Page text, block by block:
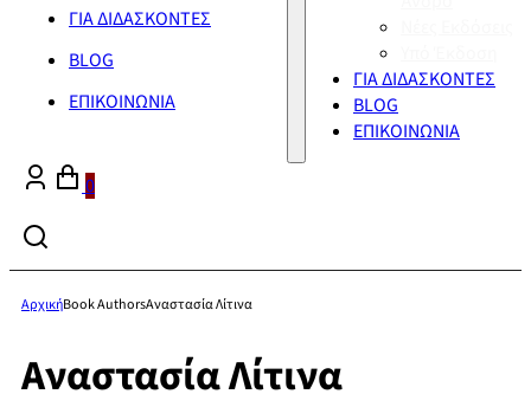
ΓΙΑ ΔΙΔΑΣΚΟΝΤΕΣ
BLOG
ΕΠΙΚΟΙΝΩΝΙΑ
ΓΙΑ ΔΙΔΑΣΚΟΝΤΕΣ
BLOG
ΕΠΙΚΟΙΝΩΝΙΑ
0
ΑρχικήBook AuthorsΑναστασία Λίτινα
Αναστασία Λίτινα